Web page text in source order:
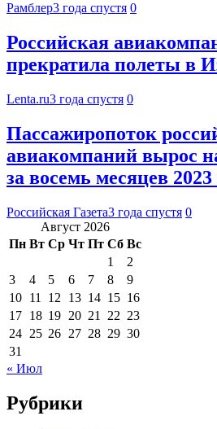
Рамблер3 года спустя 0
Российская
прекратила полеты в
Lenta.ru3 года спустя 0
Пассажиропоток
авиакомпаний вырос
за восемь месяцев 2023
Российская Газета3 года спустя 0
Август 2026
Пн Вт Ср Чт Пт Сб Вс
1
2
3
4 5 6 7 8
9
10 11 12 13 14 15 16
17 18 19 20 21 22 23
24 25 26 27 28 29 30
31
« Июл
Рубрики